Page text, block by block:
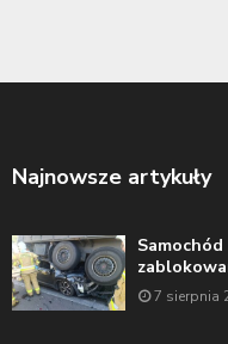
Najnowsze artykuły
7 sierpnia